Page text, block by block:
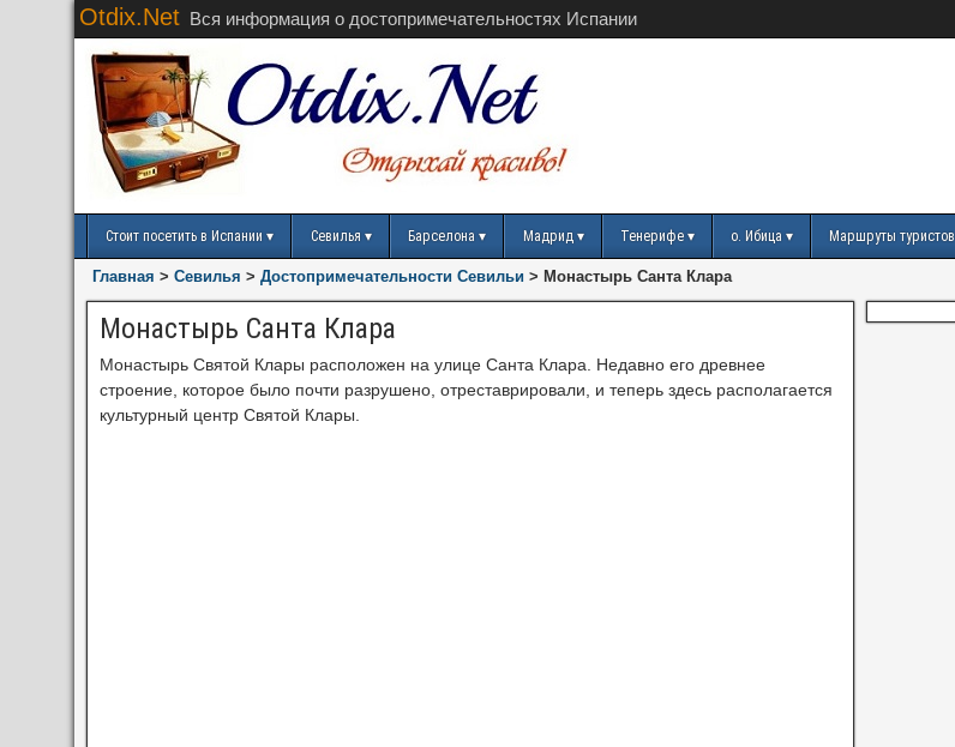
Otdix.Net Вся информация о достопримечательностях Испании
Стоит посетить в Испании Севилья Барселона Мадрид Тенерифе о. Ибица Маршруты туристов
Главная > Севилья > Достопримечательности Севильи > Монастырь Санта Клара
Монастырь Санта Клара
Монастырь Святой Клары расположен на улице Санта Клара. Недавно его древнее
строение, которое было почти разрушено, отреставрировали, и теперь здесь располагается
культурный центр Святой Клары.